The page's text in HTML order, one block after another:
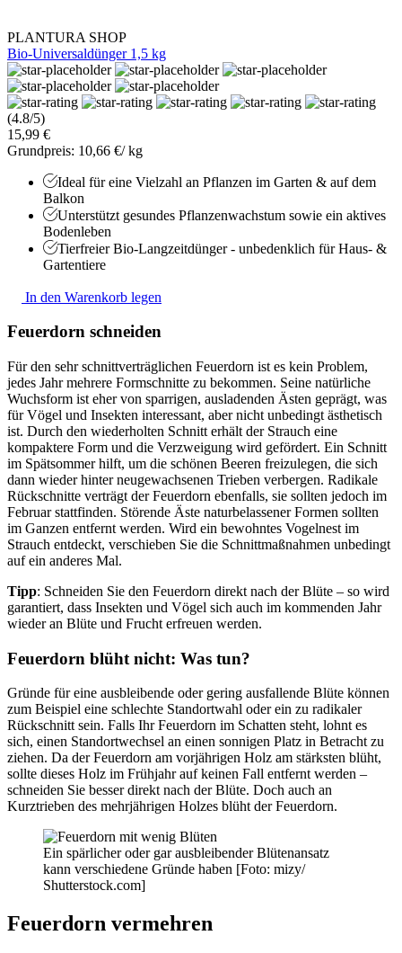
PLANTURA SHOP
Bio-Universaldünger 1,5 kg
(4.8/5)
15,99 €
Grundpreis: 10,66 €/ kg
Ideal für eine Vielzahl an Pflanzen im Garten & auf dem
Balkon
Unterstützt gesundes Pflanzenwachstum sowie ein aktives
Bodenleben
Tierfreier Bio-Langzeitdünger - unbedenklich für Haus- &
Gartentiere
In den Warenkorb legen
Feuerdorn schneiden
Für den sehr schnittverträglichen Feuerdorn ist es kein Problem,
jedes Jahr mehrere Formschnitte zu bekommen. Seine natürliche
Wuchsform ist eher von sparrigen, ausladenden Ästen geprägt, was
für Vögel und Insekten interessant, aber nicht unbedingt ästhetisch
ist. Durch den wiederholten Schnitt erhält der Strauch eine
kompaktere Form und die Verzweigung wird gefördert. Ein Schnitt
im Spätsommer hilft, um die schönen Beeren freizulegen, die sich
dann wieder hinter neugewachsenen Trieben verbergen. Radikale
Rückschnitte verträgt der Feuerdorn ebenfalls, sie sollten jedoch im
Februar stattfinden. Störende Äste naturbelassener Formen sollten
im Ganzen entfernt werden. Wird ein bewohntes Vogelnest im
Strauch entdeckt, verschieben Sie die Schnittmaßnahmen unbedingt
auf ein anderes Mal.
Tipp: Schneiden Sie den Feuerdorn direkt nach der Blüte – so wird
garantiert, dass Insekten und Vögel sich auch im kommenden Jahr
wieder an Blüte und Frucht erfreuen werden.
Feuerdorn blüht nicht: Was tun?
Gründe für eine ausbleibende oder gering ausfallende Blüte können
zum Beispiel eine schlechte Standortwahl oder ein zu radikaler
Rückschnitt sein. Falls Ihr Feuerdorn im Schatten steht, lohnt es
sich, einen Standortwechsel an einen sonnigen Platz in Betracht zu
ziehen. Da der Feuerdorn am vorjährigen Holz am stärksten blüht,
sollte dieses Holz im Frühjahr auf keinen Fall entfernt werden –
schneiden Sie besser direkt nach der Blüte. Doch auch an
Kurztrieben des mehrjährigen Holzes blüht der Feuerdorn.
Ein spärlicher oder gar ausbleibender Blütenansatz
kann verschiedene Gründe haben [Foto: mizy/
Shutterstock.com]
Feuerdorn vermehren